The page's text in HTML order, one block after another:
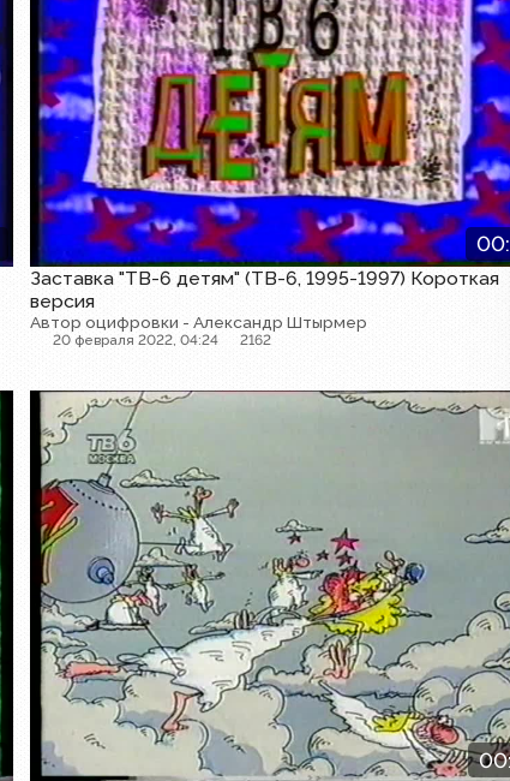
Заставка "ТВ-6 детям" (ТВ-6, 1995-1997) Короткая
версия
Автор оцифровки - Александр Штырмер
20 февраля 2022, 04:24 2162
Заставка